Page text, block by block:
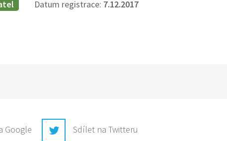
Datum registrace: 7.12.2017
Google Sdílet na Twitteru